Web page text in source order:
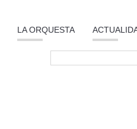
LA ORQUESTA